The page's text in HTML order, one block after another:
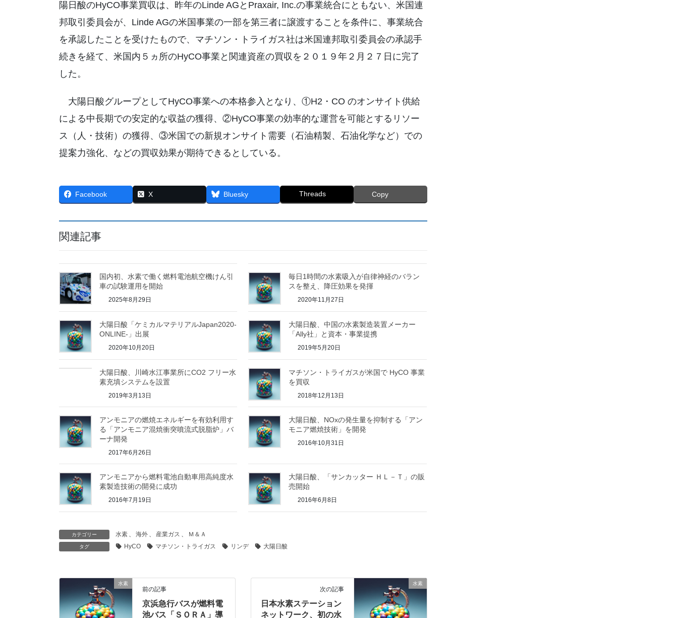
陽日酸のHyCO事業買収は、昨年のLinde AGとPraxair, Inc.の事業統合にともない、米国連
邦取引委員会が、Linde AGの米国事業の一部を第三者に譲渡することを条件に、事業統合
を承認したことを受けたもので、マチソン・トライガス社は米国連邦取引委員会の承認手
続きを経て、米国内５ヵ所のHyCO事業と関連資産の買収を２０１９年２月２７日に完了
した。
大陽日酸グループとしてHyCO事業への本格参入となり、①H2・CO のオンサイト供給
による中長期での安定的な収益の獲得、②HyCO事業の効率的な運営を可能とするリソー
ス（人・技術）の獲得、③米国での新規オンサイト需要（石油精製、石油化学など）での
提案力強化、などの買収効果が期待できるとしている。
Facebook X Bluesky Threads Copy
関連記事
国内初、水素で働く燃料電池航空機けん引
車の試験運用を開始
2025年8月29日
毎日1時間の水素吸入が自律神経のバラン
スを整え、降圧効果を発揮
2020年11月27日
大陽日酸「ケミカルマテリアルJapan2020-
ONLINE-」出展
2020年10月20日
大陽日酸、中国の水素製造装置メーカー
「Ally社」と資本・事業提携
2019年5月20日
大陽日酸、川崎水江事業所にCO2 フリー水
素充填システムを設置
2019年3月13日
マチソン・トライガスが米国で HyCO 事業
を買収
2018年12月13日
アンモニアの燃焼エネルギーを有効利用す
る「アンモニア混焼衝突噴流式脱脂炉」バ
ーナ開発
2017年6月26日
大陽日酸、NOxの発生量を抑制する「アン
モニア燃焼技術」を開発
2016年10月31日
アンモニアから燃料電池自動車用高純度水
素製造技術の開発に成功
2016年7月19日
大陽日酸、「サンカッター ＨＬ－Ｔ」の販
売開始
2016年6月8日
カテゴリー 水素 、 海外 、 産業ガス 、 Ｍ＆Ａ
タグ HyCO マチソン・トライガス リンデ 大陽日酸
水素
前の記事
京浜急行バスが燃料電
池バス「ＳＯＲＡ」導
水素
次の記事
日本水素ステーション
ネットワーク、初の水